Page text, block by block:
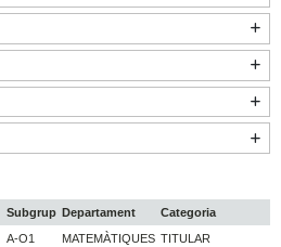
Subgrup Departament
Categoria
A-O1 MATEMÀTIQUES TITULAR